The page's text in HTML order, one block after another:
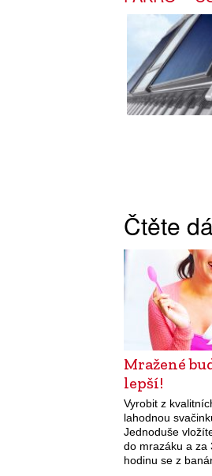
Čtěte
Mražené
lepší!
Vyrobit z
lahodnou
Jednoduše
do mrazáku a za
hodinu se z